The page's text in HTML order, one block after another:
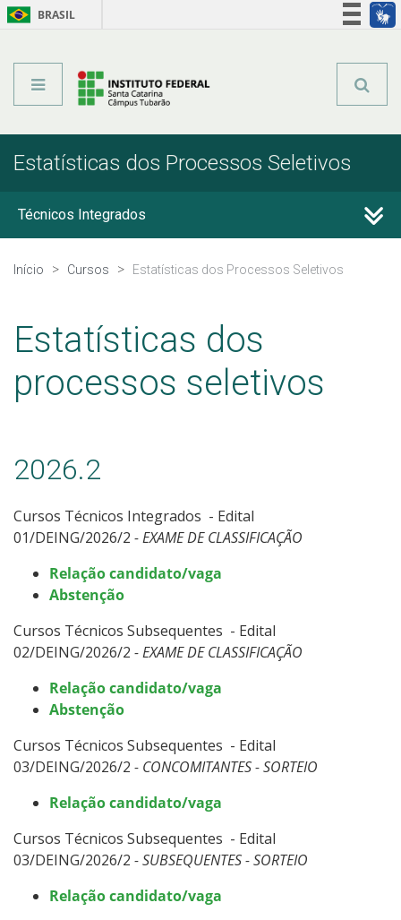
BRASIL
Estatísticas dos Processos Seletivos
Técnicos Integrados
Técnicos Subsequentes
Graduação
Especialização
Processo de Inscrição
Resultados
Resultados Vagas Remanescentes
Calendário de inscrições
Cotas
Início Cursos Estatísticas dos Processos Seletivos
Estatísticas dos
processos seletivos
2026.2
Cursos Técnicos Integrados - Edital
01/DEING/2026/2 - EXAME DE CLASSIFICAÇÃO
Relação candidato/vaga
Abstenção
Cursos Técnicos Subsequentes - Edital
02/DEING/2026/2 - EXAME DE CLASSIFICAÇÃO
Relação candidato/vaga
Abstenção
Cursos Técnicos Subsequentes - Edital
03/DEING/2026/2 - CONCOMITANTES - SORTEIO
Relação candidato/vaga
Cursos Técnicos Subsequentes - Edital
03/DEING/2026/2 - SUBSEQUENTES - SORTEIO
Relação candidato/vaga